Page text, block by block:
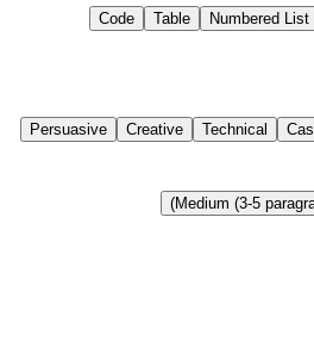
Numbered List
Table
Code
Technical
Creative
Persuasive
Medium (3-5